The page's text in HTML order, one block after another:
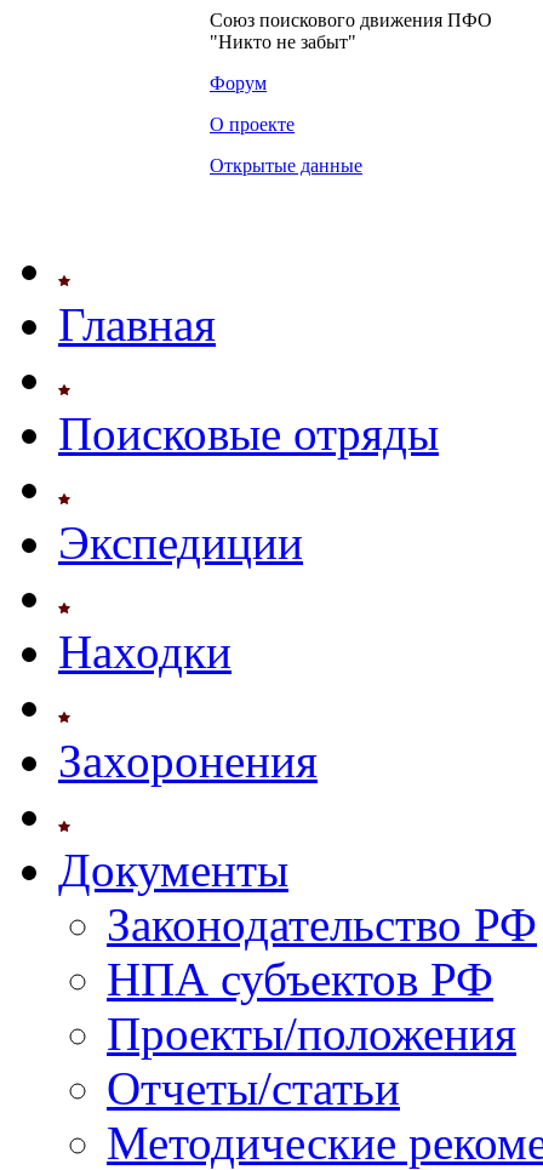
Союз поискового движения ПФО
"Никто не забыт"
Форум
О проекте
Открытые данные
Главная
Поисковые отряды
Экспедиции
Находки
Захоронения
Документы
Законодательство РФ
НПА субъектов РФ
Проекты/положения
Отчеты/статьи
Методические